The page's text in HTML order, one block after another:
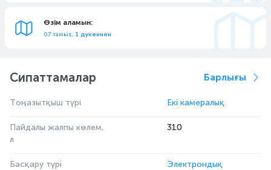
Өзім аламын:
07 тамыз, 1 дүкеннен
Сипаттамалар Барлығы
Тоңазытқыш түрі Екі камералық
Пайдалы жалпы көлем,
л
310
Басқару түрі Электрондық